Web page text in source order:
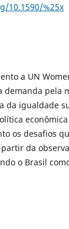
10.1590/%25x
a UN
demanda pela
da igualdade
os desafios
da
o Brasil